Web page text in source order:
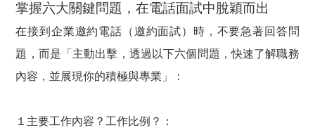
掌握六大關鍵問題，在電話面試中脫穎而出
在接到企業邀約電話（邀約面試）時，不要急著回答問
題，而是「主動出擊，透過以下六個問題，快速了解職務
內容，並展現你的積極與專業」：
１主要工作內容？工作比例？：